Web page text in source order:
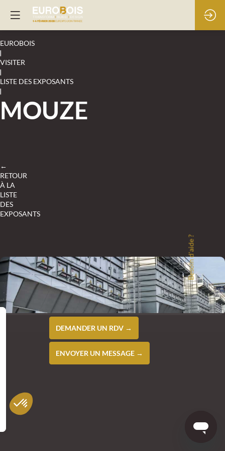
EUROBOIS
|
VISITER
|
LISTE DES EXPOSANTS
|
MOUZE
←
RETOUR
À LA
LISTE
DES
EXPOSANTS
DEMANDER UN RDV →
ENVOYER UN MESSAGE →
Besoin d'aide ?